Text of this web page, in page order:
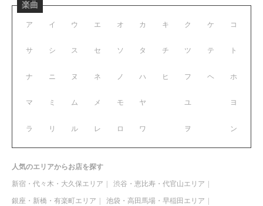
楽曲
ア イ ウ エ オ
サ シ ス セ ソ
ナ ニ ヌ ネ ノ
マ ミ ム メ モ
ラ リ ル レ ロ
カ キ ク ケ コ
タ チ ツ テ ト
ハ ヒ フ ヘ ホ
ヤ ユ ヨ
ワ ヲ ン
人気のエリアからお店を探す
新宿・代々木・大久保エリア 渋谷・恵比寿・代官山エリア
銀座・新橋・有楽町エリア 池袋・高田馬場・早稲田エリア